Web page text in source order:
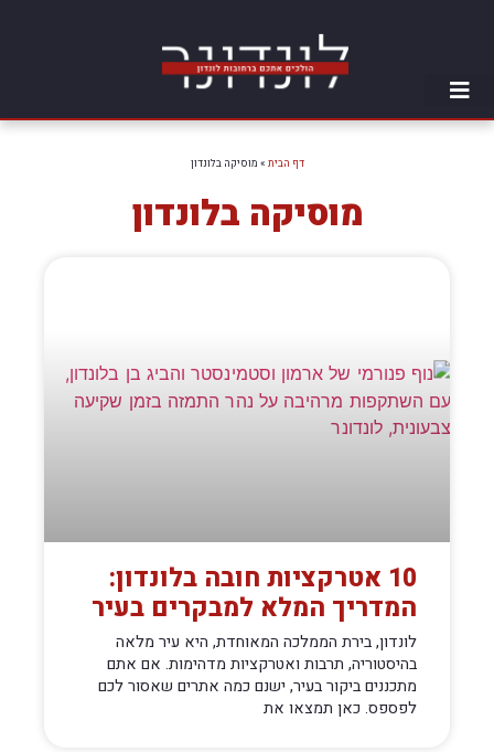
דף הבית » מוסיקה בלונדון
מוסיקה בלונדון
10 אטרקציות חובה בלונדון:
המדריך המלא למבקרים בעיר
לונדון, בירת הממלכה המאוחדת, היא עיר מלאה
בהיסטוריה, תרבות ואטרקציות מדהימות. אם אתם
מתכננים ביקור בעיר, ישנם כמה אתרים שאסור לכם
לפספס. כאן תמצאו את